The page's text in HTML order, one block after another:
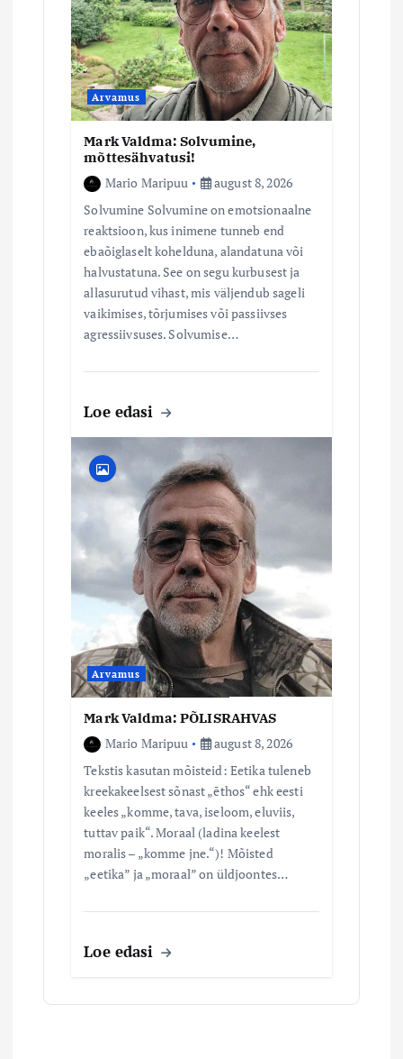
Arvamus
Mark Valdma: Solvumine,
mõttesähvatusi!
Mario Maripuu
august 8, 2026
Solvumine Solvumine on emotsionaalne
reaktsioon, kus inimene tunneb end
ebaõiglaselt kohelduna, alandatuna või
halvustatuna. See on segu kurbusest ja
allasurutud vihast, mis väljendub sageli
vaikimises, tõrjumises või passiivses
agressiivsuses. Solvumise…
Loe edasi
Arvamus
Mark Valdma: PÕLISRAHVAS
Mario Maripuu
august 8, 2026
Tekstis kasutan mõisteid: Eetika tuleneb
kreekakeelsest sõnast „ēthos“ ehk eesti
keeles „komme, tava, iseloom, eluviis,
tuttav paik“. Moraal (ladina keelest
moralis – „komme jne.“)! Mõisted
„eetika” ja „moraal” on üldjoontes…
Loe edasi